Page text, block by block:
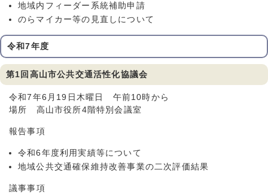
地域内フィーダー系統補助申請
のらマイカー等の見直しについて
令和7年度
第1回高山市公共交通活性化協議会
令和7年6月19日木曜日 午前10時から
場所 高山市役所4階特別会議室
報告事項
令和6年度利用実績等について
地域公共交通確保維持改善事業の二次評価結果
議事事項